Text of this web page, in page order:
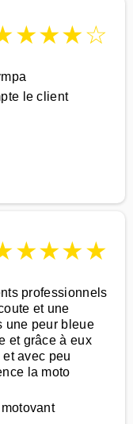
★★★☆
le client
★★★★
professionnels
et une
une peur bleue
et grâce à eux
avec peu
la moto